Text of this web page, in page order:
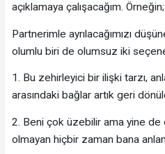
açıklamaya çalışacağım. Örneğin;
Partnerimle ayrılacağımızı
olumlu biri de olumsuz iki
1. Bu zehirleyici bir ilişki tarzı,
arasındaki bağlar artık geri
2. Beni çok üzebilir ama yine de
olmayan hiçbir zaman bana